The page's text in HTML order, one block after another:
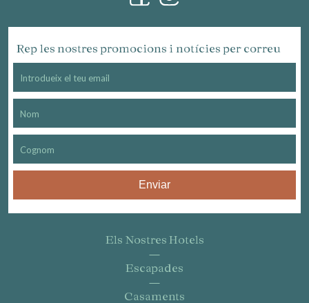
Rep les nostres promocions i notícies per correu
Enviar
Els Nostres Hotels
Escapades
Casaments